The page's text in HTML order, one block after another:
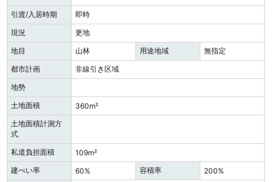
引渡/入居時期
即時
現況
更地
地目
山林 用途地域
無指定
都市計画
非線引き区域
地勢
土地面積
360m²
土地面積計測方
式
私道負担面積
109m²
建ぺい率
60% 容積率
200%